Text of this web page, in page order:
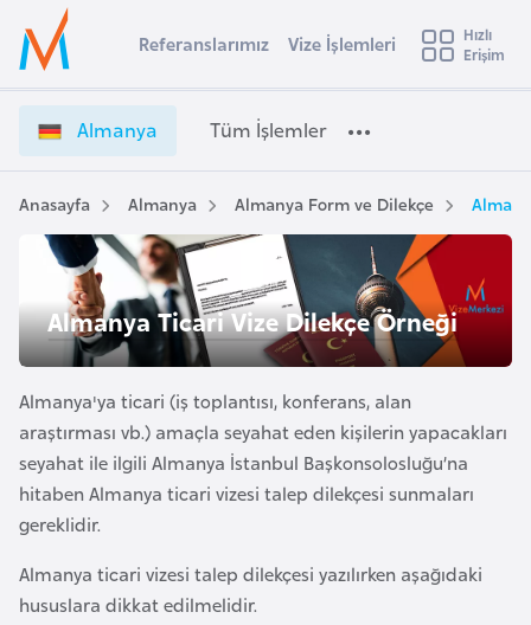
Ülke Seçimi
Başvuru yapmak istediğiniz ülkeyi seçin
Üye
Girişi
l
a
n
V
z
e
İ
ş
l
e
m
r
i
e
t
ş
i
Referanslarımız Vize İşlemleri
Hızlı
Erişim
Almanya Tüm İşlemler
Anasayfa Almanya Almanya Form ve Dilekçe
Almanya Ticari Vize Dilekçe Örneği
Almanya'ya ticari (iş toplantısı, konferans, alan
araştırması vb.) amaçla seyahat eden kişilerin yapacakları
seyahat ile ilgili Almanya İstanbul Başkonsolosluğu’na
hitaben Almanya ticari vizesi talep dilekçesi sunmaları
gereklidir.
Almanya ticari vizesi talep dilekçesi yazılırken aşağıdaki
hususlara dikkat edilmelidir.
s
t
r
a
v
u
t
u
r
y
a
A